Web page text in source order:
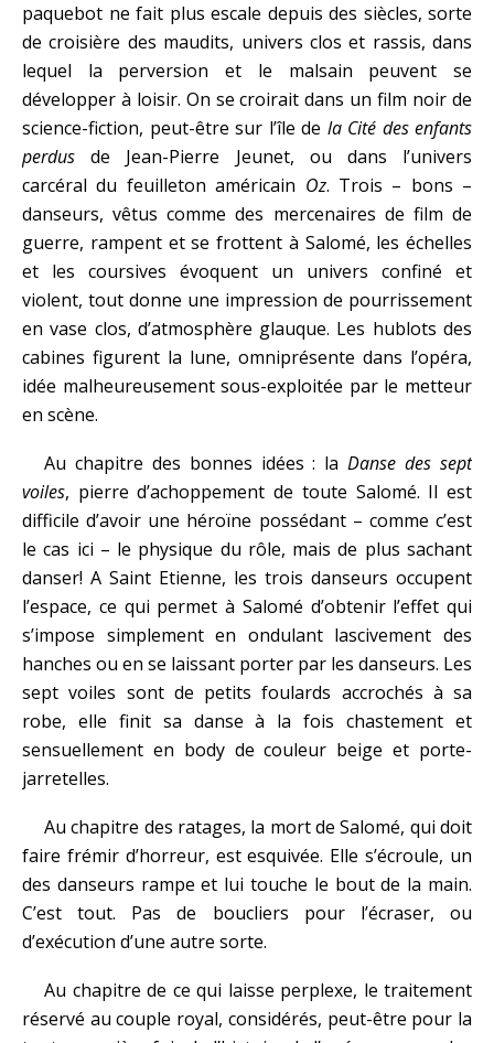
paquebot ne fait plus escale depuis des siècles, sorte
de croisière des maudits, univers clos et rassis, dans
lequel la perversion et le malsain peuvent se
développer à loisir. On se croirait dans un film noir de
science-fiction, peut-être sur l’île de la Cité des enfants
perdus de Jean-Pierre Jeunet, ou dans l’univers
carcéral du feuilleton américain Oz. Trois – bons –
danseurs, vêtus comme des mercenaires de film de
guerre, rampent et se frottent à Salomé, les échelles
et les coursives évoquent un univers confiné et
violent, tout donne une impression de pourrissement
en vase clos, d’atmosphère glauque. Les hublots des
cabines figurent la lune, omniprésente dans l’opéra,
idée malheureusement sous-exploitée par le metteur
en scène.
Au chapitre des bonnes idées : laDanse des sept
voiles, pierre d’achoppement de toute Salomé. Il est
difficile d’avoir une héroïne possédant – comme c’est
le cas ici – le physique du rôle, mais de plus sachant
danser! A Saint Etienne, les trois danseurs occupent
l’espace, ce qui permet à Salomé d’obtenir l’effet qui
s’impose simplement en ondulant lascivement des
hanches ou en se laissant porter par les danseurs. Les
sept voiles sont de petits foulards accrochés à sa
robe, elle finit sa danse à la fois chastement et
sensuellement en body de couleur beige et porte-
jarretelles.
Au chapitre des ratages, la mort de Salomé, qui doit
faire frémir d’horreur, est esquivée. Elle s’écroule, un
des danseurs rampe et lui touche le bout de la main.
C’est tout. Pas de boucliers pour l’écraser, ou
d’exécution d’une autre sorte.
Au chapitre de ce qui laisse perplexe, le traitement
réservé au couple royal, considérés, peut-être pour la